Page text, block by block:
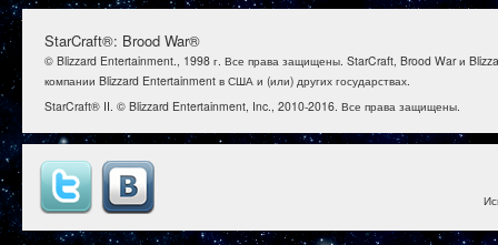
StarCraft®: Brood War®
© Blizzard Entertainment., 1998 г. Все права защищены. StarCraft, Brood War и
компании Blizzard Entertainment в США и (или) других государствах.
StarCraft® II. © Blizzard Entertainment, Inc., 2010-2016. Все права защищены.